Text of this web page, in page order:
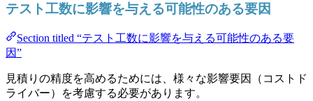
テスト工数に影響を与える可能性のある要因
Section titled “テスト工数に影響を与える可能性のある要
因”
見積りの精度を高めるためには、様々な影響要因（コストド
ライバー）を考慮する必要があります。